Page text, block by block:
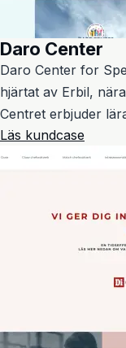
Daro Center
Daro Center for
hjärtat av Erbil,
Centret erbjuder
Läs kundcase